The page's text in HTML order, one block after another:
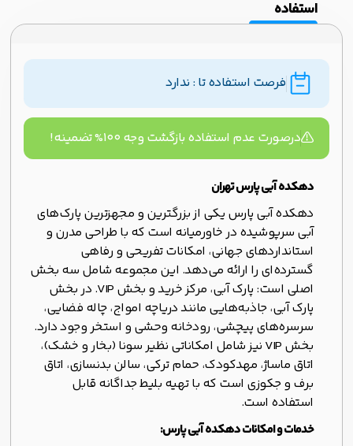
استفاده
فرصت استفاده تا : ندارد
درصورت عدم استفاده بازگشت وجه ۱۰۰% تضمینه!
دهکده آبی پارس تهران
دهکده آبی پارس یکی از بزرگترین و مجهزترین پارک‌های
آبی سرپوشیده در خاورمیانه است که با طراحی مدرن و
استانداردهای جهانی، امکانات تفریحی و رفاهی
گسترده‌ای را ارائه می‌دهد. این مجموعه شامل سه بخش
اصلی است: پارک آبی، مرکز خرید و بخش VIP. در بخش
پارک آبی، جاذبه‌هایی مانند دریاچه امواج، چاله فضایی،
سرسره‌های پیچشی، رودخانه وحشی و استخر وجود دارد.
بخش VIP نیز شامل امکاناتی نظیر سونا (بخار و خشک)،
اتاق ماساژ، مهدکودک، حمام ترکی، سالن بدنسازی، اتاق
برف و جکوزی است که با تهیه بلیط جداگانه قابل
استفاده است.
خدمات و امکانات دهکده آبی پارس: